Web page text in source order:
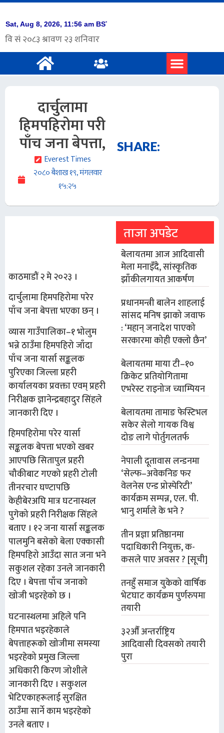
दार्चुलामा
हिमपहिरोमा परी
पाँच जना बेपत्ता,
Everest Times
२०८० बैशाख १९, मंगलवार
१५:२५
SHARE:
काठमाडौं २ मे २०२३ ।
दार्चुलामा हिमपहिरोमा परेर
पाँच जना बेपत्ता भएका छन् ।
व्यास गाउँपालिका–१ भोलुम
भन्ने ठाउँमा हिमपहिरो जाँदा
पाँच जना यार्सा सङ्कलक
पुरिएका जिल्ला प्रहरी
कार्यालयका प्रवक्ता एवम् प्रहरी
निरीक्षक ज्ञानेन्द्रबहादुर सिंहले
जानकारी दिए ।
हिमपहिरोमा परेर यार्सा
सङ्कलक बेपत्ता भएको खबर
आएपछि सितापुल प्रहरी
चौकीबाट गएको प्रहरी टोली
तीनरचार घण्टापछि
केहीबेरअघि मात्र घटनास्थल
पुगेको प्रहरी निरीक्षक सिंहले
बताए । १२ जना यार्सा सङ्कलक
पालमुनि बसेको बेला एक्कासी
हिमपहिरो आउँदा सात जना भने
सकुशल रहेका उनले जानकारी
दिए । बेपत्ता पाँच जनाको
खोजी भइरहेको छ ।
घटनास्थलमा अहिले पनि
हिमपात भइरहेकाले
बेपत्ताहरूको खोजीमा समस्या
भइरहेको प्रमुख जिल्ला
अधिकारी किरण जोशीले
जानकारी दिए । सकुशल
भेटिएकाहरूलाई सुरक्षित
ठाउँमा सार्ने काम भइरहेको
उनले बताए ।
ताजा अपडेट
बेलायतमा आज आदिवासी
मेला मनाइँदै, सांस्कृतिक
झाँकीलगायत आकर्षण
प्रधानमन्त्री बालेन शाहलाई
सांसद मनिष झाको जवाफ
: ‘महान् जनादेश पाएको
सरकारमा कोही एक्लो छैन’
बेलायतमा माया टी–१०
क्रिकेट प्रतियोगितामा
एभरेस्ट राइनोज च्याम्पियन
बेलायतमा तामाङ फेस्टिभल
सकेर सेलो गायक विश्व
दोङ लागे पोर्तुगलतर्फ
नेपाली दूतावास लन्डनमा
‘सेल्फ–अवेकनिङ फर
वेलनेस एन्ड प्रोस्पेरिटी’
कार्यक्रम सम्पन्न, एल. पी.
भानु शर्माले के भने ?
तीन प्रज्ञा प्रतिष्ठानमा
पदाधिकारी नियुक्त, क-
कसले पाए अवसर ? [सूची]
तनहुँ समाज युकेको वार्षिक
भेटघाट कार्यक्रम पुर्णरुपमा
तयारी
३२औँ अन्तर्राष्ट्रिय
आदिवासी दिवसको तयारी
पुरा